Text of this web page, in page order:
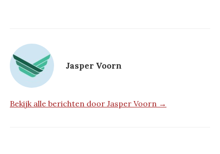
Jasper Voorn
Bekijk alle berichten door Jasper Voorn →